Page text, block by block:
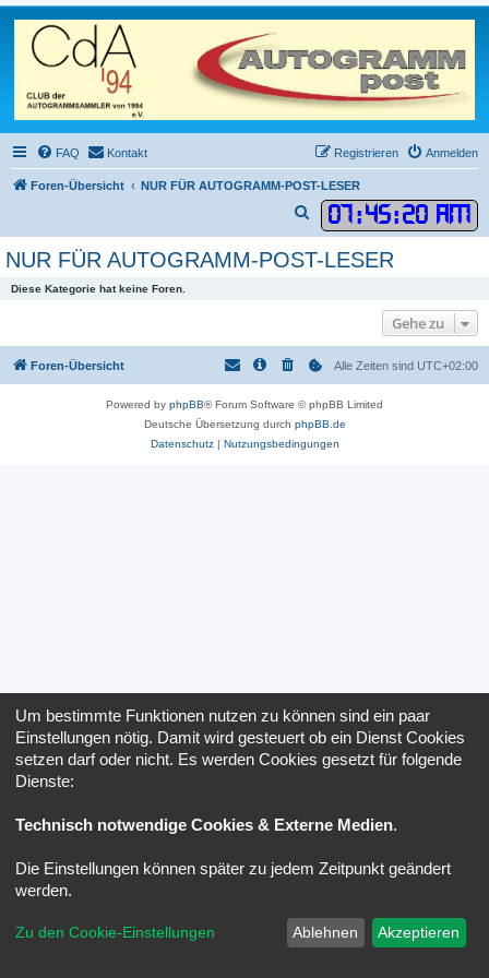
FAQ Kontakt Anmelden
Registrieren
Foren-Übersicht NUR FÜR AUTOGRAMM-POST-LESER
07:45:20 AM
u
c
NUR FÜR AUTOGRAMM-POST-LESER
Diese Kategorie hat keine Foren.
Gehe zu
Foren-Übersicht Alle Zeiten sind UTC+02:00
Powered by phpBB® Forum Software © phpBB Limited
Deutsche Übersetzung durch phpBB.de
Datenschutz| Nutzungsbedingungen
Um bestimmte Funktionen nutzen zu können sind ein paar
Einstellungen nötig. Damit wird gesteuert ob ein Dienst Cookies
setzen darf oder nicht. Es werden Cookies gesetzt für folgende
Dienste:
Technisch notwendige Cookies & Externe Medien.
Die Einstellungen können später zu jedem Zeitpunkt geändert
werden.
Zu den Cookie-Einstellungen Ablehnen Akzeptieren